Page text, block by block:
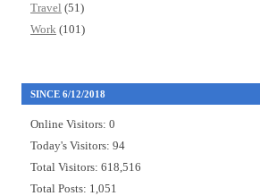
Travel (51)
Work (101)
SINCE 6/12/2018
Online Visitors: 0
Today's Visitors: 94
Total Visitors: 618,516
Total Posts: 1,051